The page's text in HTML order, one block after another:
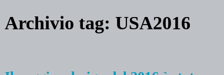
Archivio tag: USA2016